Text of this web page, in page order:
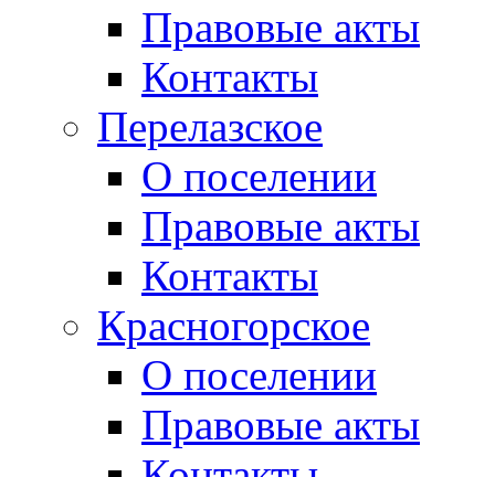
Правовые акты
Контакты
Перелазское
О поселении
Правовые акты
Контакты
Красногорское
О поселении
Правовые акты